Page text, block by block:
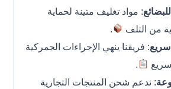
: مواد تغليف متينة لحماية
من التلف
.
: فريقنا ينهي الإجراءات الجمركية
.
: ندعم شحن المنتجات التجارية